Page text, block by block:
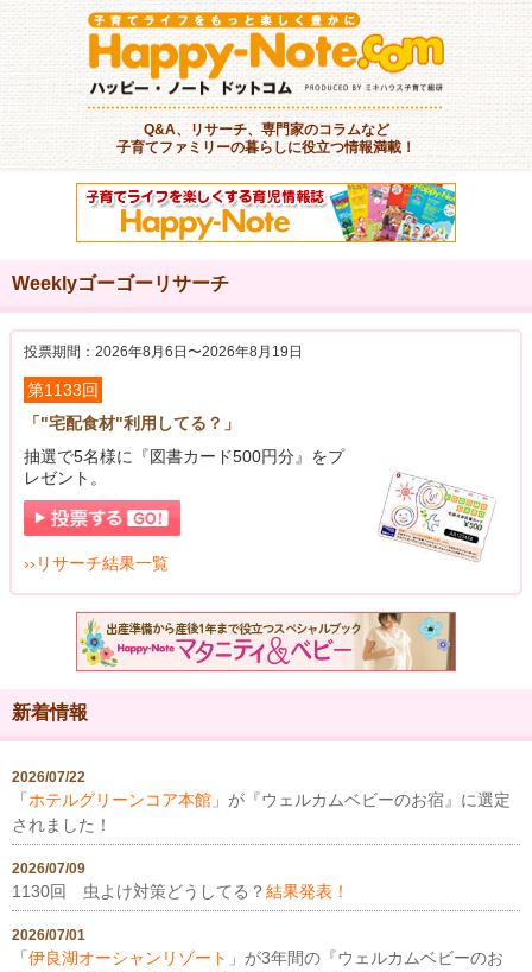
Q&A、リサーチ、専門家のコラムなど
子育てファミリーの暮らしに役立つ情報満載！
Weeklyゴーゴーリサーチ
投票期間：2026年8月6日〜2026年8月19日
第1133回
「"宅配食材"利用してる？」
抽選で5名様に『図書カード500円分』をプ
レゼント。
››リサーチ結果一覧
新着情報
2026/07/22
「 ホテルグリーンコア本館 」が『ウェルカムベビーのお宿』に選定
されました！
2026/07/09
1130回 虫よけ対策どうしてる？結果発表！
2026/07/01
「 伊良湖オーシャンリゾート 」が3年間の『ウェルカムベビーのお